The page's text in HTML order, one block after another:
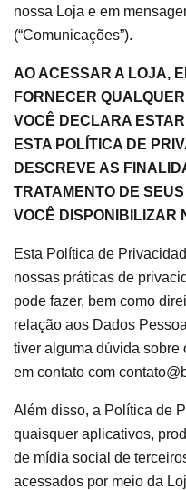
nossa Loja e em
(“Comunicações”).
AO ACESSAR A LOJA,
FORNECER
VOCÊ DECLARA
ESTA POLÍTICA DE
DESCREVE AS
TRATAMENTO DE
VOCÊ DISPONIBILIZAR
Esta Política de
nossas práticas de
pode fazer, bem como
relação aos Dados
tiver alguma dúvida sobre
em contato com
Além disso, a Política de
quaisquer aplicativos,
de mídia social de
acessados por meio da